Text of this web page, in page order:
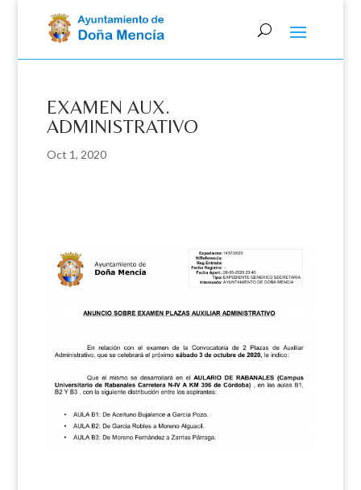
EXAMEN AUX.
ADMINISTRATIVO
Oct 1, 2020